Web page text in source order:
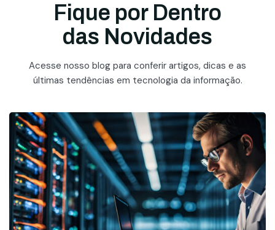
Fique por Dentro
das Novidades
Acesse nosso blog para conferir artigos, dicas e as
últimas tendências em tecnologia da informação.